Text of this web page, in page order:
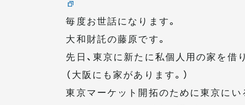
毎度お世話になります。
大和財託の藤原です。
先日、東京に新たに私個人用の家を借
（大阪にも家があります。）
東京マーケット開拓のために東京に